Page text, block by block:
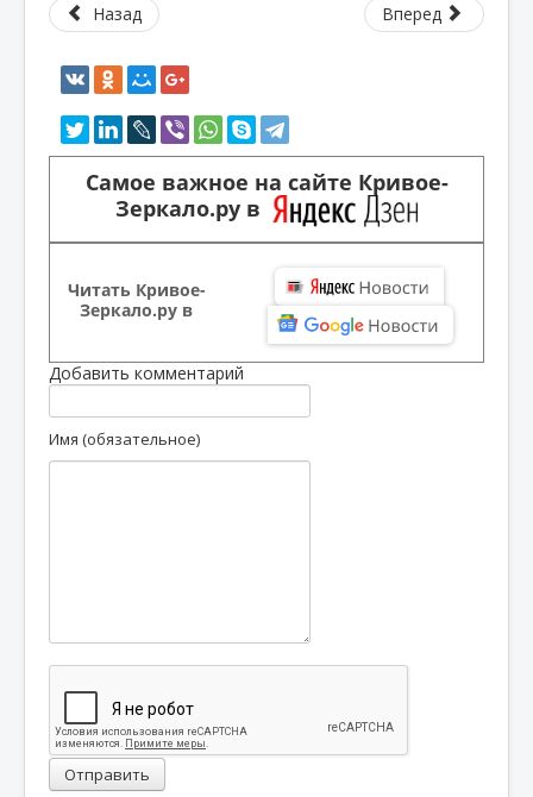
Назад Вперед
Самое важное на сайте Кривое-
Зеркало.ру в
Читать Кривое-
Зеркало.ру в
Добавить комментарий
Имя (обязательное)
Отправить